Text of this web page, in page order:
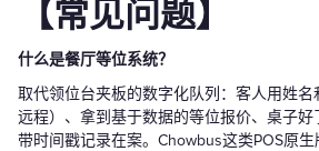
【常见问题】
什么是餐厅等位系统？
取代领位台夹板的数字化队列：客人用姓
远程）、拿到基于数据的等位报价、桌子
带时间戳记录在案。Chowbus这类POS原